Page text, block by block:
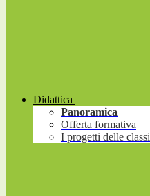
Didattica
Panoramica
Offerta formativa
I progetti delle classi